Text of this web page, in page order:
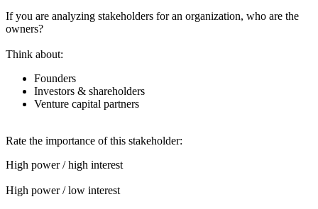
If you are analyzing stakeholders for an organization, who are the
owners?
Think about:
Founders
Investors & shareholders
Venture capital partners
Rate the importance of this stakeholder:
High power / high interest
High power / low interest